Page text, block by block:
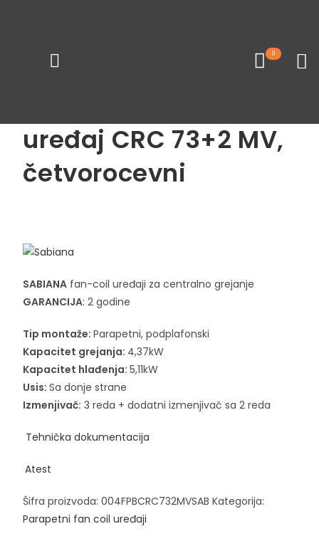
0
Parapetni fan coil uređaji
uređaj CRC 73+2 MV,
četvorocevni
SABIANA fan-coil uređaji za centralno grejanje
GARANCIJA: 2 godine
Tip montaže:Parapetni, podplafonski
Kapacitet grejanja: 4,37kW
Kapacitet hlađenja:5,11kW
Usis:Sa donje strane
Izmenjivač: 3 reda + dodatni izmenjivač sa 2 reda
Tehnička dokumentacija
Atest
Šifra proizvoda:004FPBCRC732MVSAB Kategorija:
Parapetni fan coil uređaji